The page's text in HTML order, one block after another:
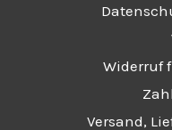
Widerruf
Versand,